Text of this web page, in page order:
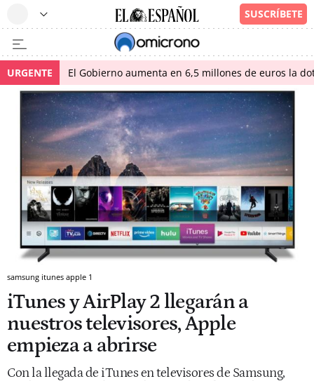
URGENTE El Gobierno aumenta en 6,5 millones de euros la
samsung itunes apple 1
iTunes y AirPlay 2 llegarán a
nuestros televisores, Apple
empieza a abrirse
Con la llegada de iTunes en televisores de Samsung,